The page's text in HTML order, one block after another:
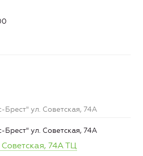
ул. Советская, 74А
ул. Советская, 74А
74А ТЦ